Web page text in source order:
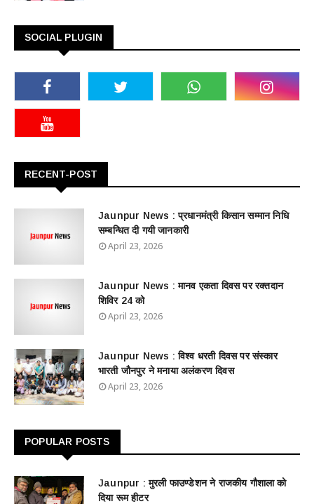
SOCIAL PLUGIN
RECENT-POST
Jaunpur News : ​प्रधानमंत्री किसान सम्मान निधि
सम्बन्धित दी गयी जानकारी
April 23, 2026
Jaunpur News : ​मानव एकता दिवस पर रक्तदान
शिविर 24 को
April 23, 2026
Jaunpur News : विश्व धरती दिवस पर संस्कार
भारती जौनपुर ने मनाया अलंकरण दिवस
April 23, 2026
POPULAR POSTS
Jaunpur : ​मुरली फाउण्डेशन ने राजकीय गौशाला को
दिया रूम हीटर